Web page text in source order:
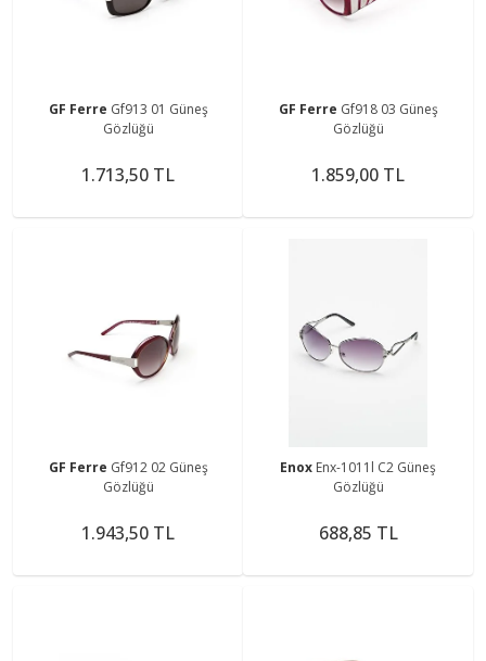
GF Ferre Gf913 01 Güneş
Gözlüğü
1.713,50 TL
GF Ferre Gf918 03 Güneş
Gözlüğü
1.859,00 TL
GF Ferre Gf912 02 Güneş
Gözlüğü
1.943,50 TL
Enox Enx-1011l C2 Güneş
Gözlüğü
688,85 TL